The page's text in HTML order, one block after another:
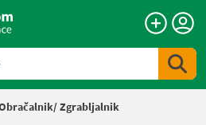
Zgrabljalnik